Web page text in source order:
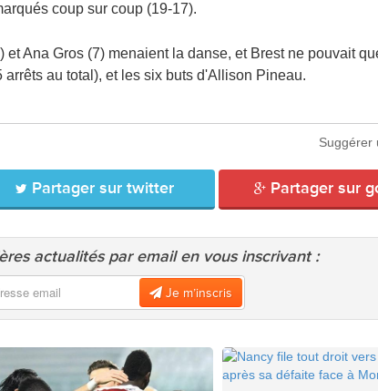
coup sur coup (19-17).
Ana Gros (7) menaient la danse, et Brest ne pouvait
au total), et les six buts d'Allison Pineau.
Suggérer
Partager sur twitter Partager sur
actualités par email en vous inscrivant :
Je m’inscris